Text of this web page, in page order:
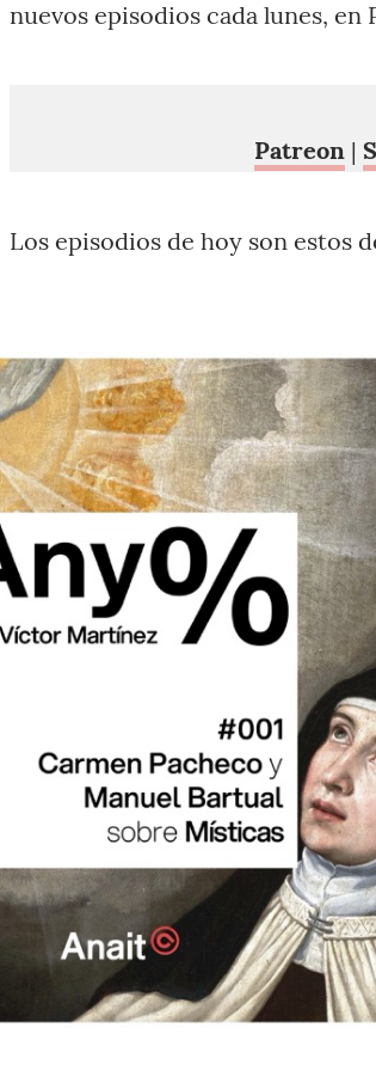
nuevos episodios cada lunes,
Patreon |
Los episodios de hoy son estos